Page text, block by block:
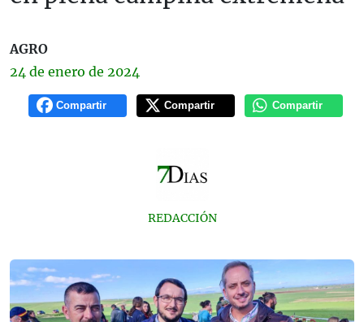
AGRO
24 de enero de 2024
Compartir Compartir Compartir
REDACCIÓN